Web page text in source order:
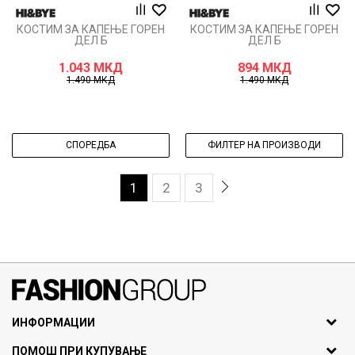
КОСТИМ ЗА КАПЕЊЕ ГОРЕН
ДЕЛ Б
1.043 МКД
1.490МКД
КОСТИМ ЗА КАПЕЊЕ ГОРЕН
ДЕЛ Б
894 МКД
1.490МКД
СПОРЕДБА ФИЛТЕР НА ПРОИЗВОДИ
1 2 3
ИНФОРМАЦИИ
За нас
ПОМОШ ПРИ КУПУВАЊЕ